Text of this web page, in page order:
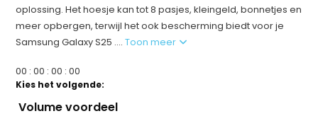
oplossing. Het hoesje kan tot 8 pasjes, kleingeld, bonnetjes en
meer opbergen, terwijl het ook bescherming biedt voor je
Samsung Galaxy S25 ....Toon meer
00 :00 :00 :00
Kies het volgende:
Volume voordeel